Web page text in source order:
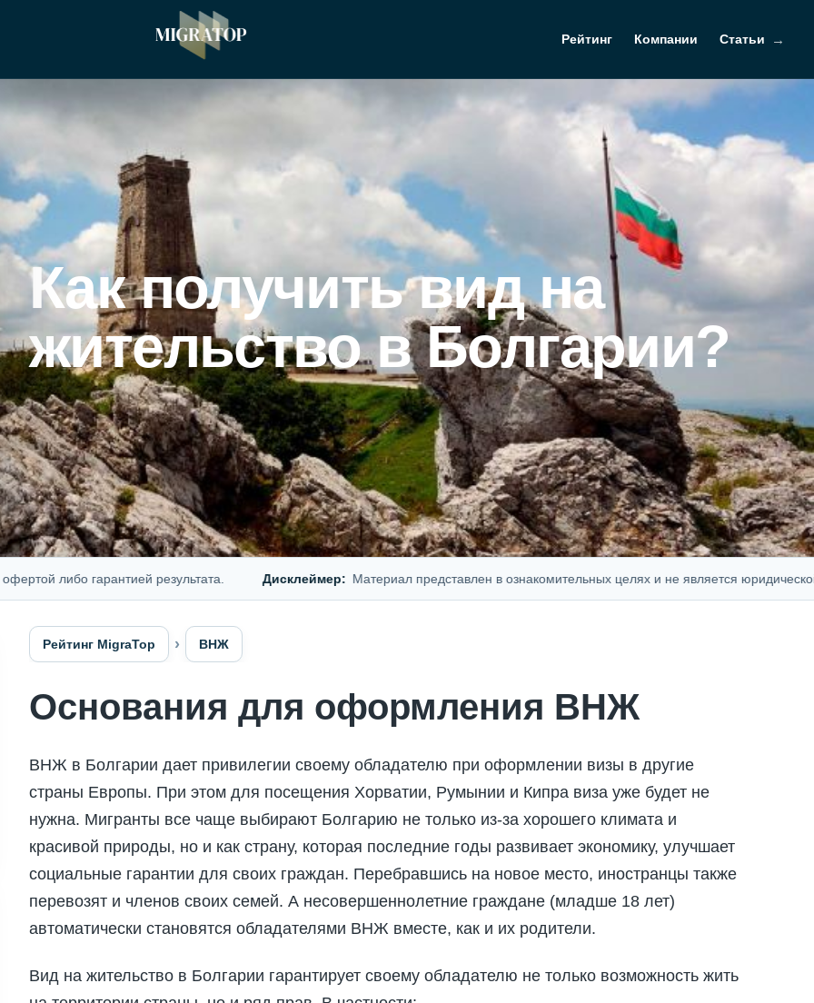
Рейтинг Компании Статьи
Как получить вид на
жительство в Болгарии?
либо гарантией результата. Дисклеймер: Материал представлен в ознакомительных целях и не является юридической,
Рейтинг MigraTop ВНЖ
Основания для оформления ВНЖ
ВНЖ в Болгарии дает привилегии своему обладателю при оформлении визы в другие
страны Европы. При этом для посещения Хорватии, Румынии и Кипра виза уже будет не
нужна. Мигранты все чаще выбирают Болгарию не только из-за хорошего климата и
красивой природы, но и как страну, которая последние годы развивает экономику, улучшает
социальные гарантии для своих граждан. Перебравшись на новое место, иностранцы также
перевозят и членов своих семей. А несовершеннолетние граждане (младше 18 лет)
автоматически становятся обладателями ВНЖ вместе, как и их родители.
Вид на жительство в Болгарии гарантирует своему обладателю не только возможность жить